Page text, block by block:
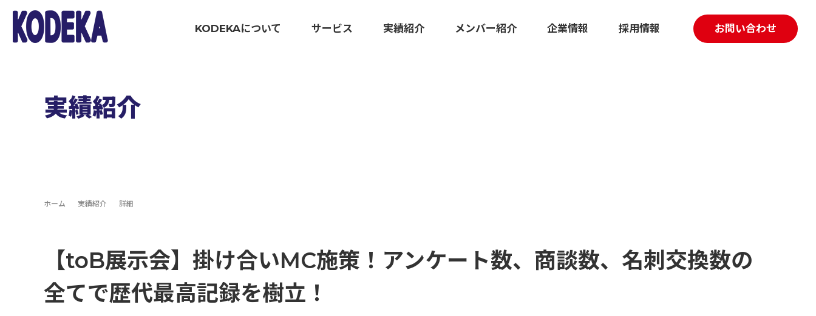
KODEKAについて サービス
イベント制作・運営 クリエイティブ・ツール制作 動画制作
コミュニケーション実施領域
実績紹介 メンバー紹介 企業情報 採用情報 お問い合わせ
実績紹介
ホーム 実績紹介 詳細
【toB展示会】掛け合いMC施策！アンケート数、商談数、名刺交換数の
全てで歴代最高記録を樹立！